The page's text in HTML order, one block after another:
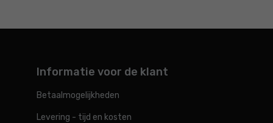
Informatie voor de klant
Betaalmogelijkheden
Levering - tijd en kosten